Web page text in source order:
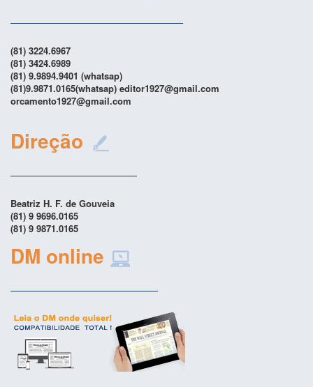
(81) 3224.6967
(81) 3424.6989
(81) 9.9894.9401 (whatsap)
(81)9.9871.0165(whatsap) editor1927@gmail.com
orcamento1927@gmail.com
Direção
Beatriz H. F. de Gouveia
(81) 9 9696.0165
(81) 9 9871.0165
DM online